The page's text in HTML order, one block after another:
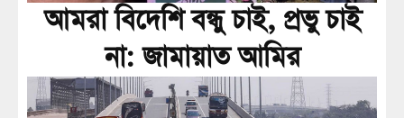
আমরা বিদেশি বন্ধু চাই, প্রভু চাই
না: জামায়াত আমির